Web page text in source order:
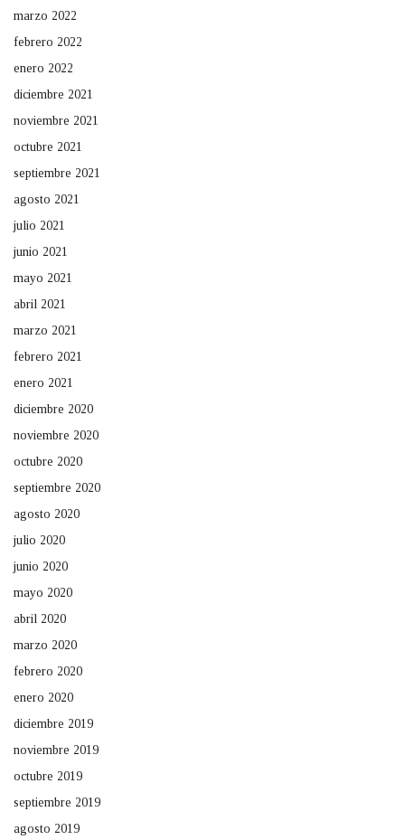
marzo 2022
febrero 2022
enero 2022
diciembre 2021
noviembre 2021
octubre 2021
septiembre 2021
agosto 2021
julio 2021
junio 2021
mayo 2021
abril 2021
marzo 2021
febrero 2021
enero 2021
diciembre 2020
noviembre 2020
octubre 2020
septiembre 2020
agosto 2020
julio 2020
junio 2020
mayo 2020
abril 2020
marzo 2020
febrero 2020
enero 2020
diciembre 2019
noviembre 2019
octubre 2019
septiembre 2019
agosto 2019